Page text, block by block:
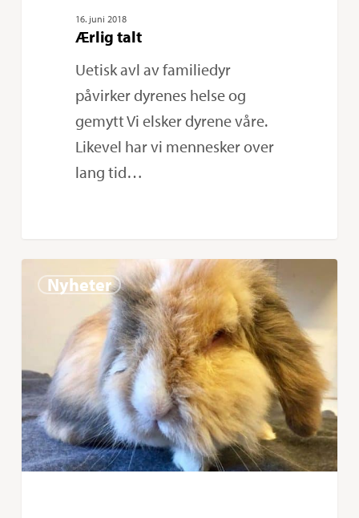
16. juni 2018
Ærlig talt
Uetisk avl av familiedyr
påvirker dyrenes helse og
gemytt Vi elsker dyrene våre.
Likevel har vi mennesker over
lang tid…
Bare
Nyheter 0